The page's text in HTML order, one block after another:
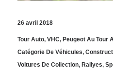
26 avril 2018
Tour Auto, VHC, Peugeot Au Tour
Catégorie De Véhicules,
Voitures De Collection, Rallyes,